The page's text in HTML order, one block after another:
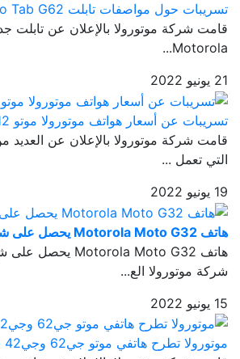
تسريبات حول مواصفات تابلت Motorola Moto Tab G62
قامت شركة موتورولا بالإعلان عن تابلت
Motorola...
21 يونيو 2022
تسريبات عن أسعار هواتف موتورولا موتو E12 و G32
قامت شركة موتورولا بالإعلان عن العديد
التي تعمل ...
19 يونيو 2022
هاتف Motorola Moto G32 يحصل على شهادة NBTC
شركة موتورولا الع...
15 يونيو 2022
موتورولا تطرح هاتفي موتو جي62 وجي42 في أوروبا